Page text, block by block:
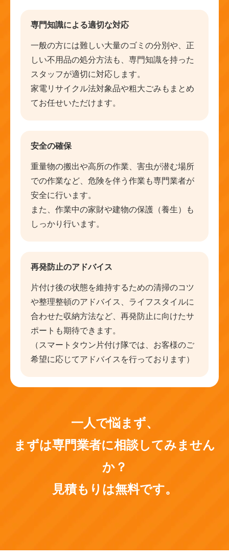
専門知識による適切な対応
一般の方には難しい大量のゴミの分別や、正
しい不用品の処分方法も、専門知識を持った
スタッフが適切に対応します。
家電リサイクル法対象品や粗大ごみもまとめ
てお任せいただけます。
安全の確保
重量物の搬出や高所の作業、害虫が潜む場所
での作業など、危険を伴う作業も専門業者が
安全に行います。
また、作業中の家財や建物の保護（養生）も
しっかり行います。
再発防止のアドバイス
片付け後の状態を維持するための清掃のコツ
や整理整頓のアドバイス、ライフスタイルに
合わせた収納方法など、再発防止に向けたサ
ポートも期待できます。
（スマートタウン片付け隊では、お客様のご
希望に応じてアドバイスを行っております）
一人で悩まず、
まずは専門業者に相談してみません
か？
見積もりは無料です。